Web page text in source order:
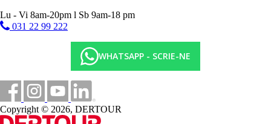
Lu - Vi 8am-20pm l Sb 9am-18 pm
031 22 99 222
WHATSAPP - SCRIE-NE
Copyright © 2026, DERTOUR